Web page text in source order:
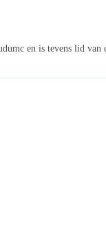
en is tevens lid